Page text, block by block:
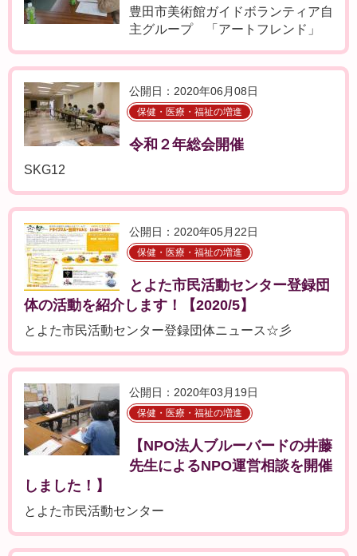
豊田市美術館ガイドボランティア自
主グループ 「アートフレンド」
公開日：2020年06月08日
保健・医療・福祉の増進
令和２年総会開催
SKG12
公開日：2020年05月22日
保健・医療・福祉の増進
とよた市民活動センター登録団
体の活動を紹介します！【2020/5】
とよた市民活動センター登録団体ニュース☆彡
公開日：2020年03月19日
保健・医療・福祉の増進
【NPO法人ブルーバードの井藤
先生によるNPO運営相談を開催
しました！】
とよた市民活動センター